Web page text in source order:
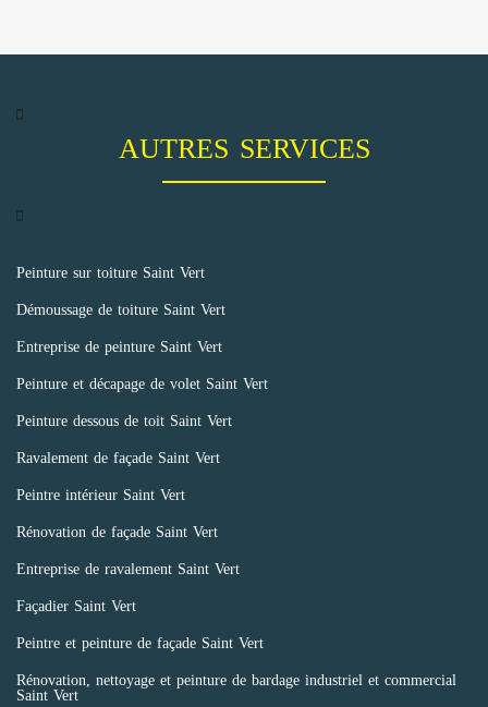
AUTRES SERVICES
Peinture sur toiture Saint Vert
Démoussage de toiture Saint Vert
Entreprise de peinture Saint Vert
Peinture et décapage de volet Saint Vert
Peinture dessous de toit Saint Vert
Ravalement de façade Saint Vert
Peintre intérieur Saint Vert
Rénovation de façade Saint Vert
Entreprise de ravalement Saint Vert
Façadier Saint Vert
Peintre et peinture de façade Saint Vert
Rénovation, nettoyage et peinture de bardage industriel et commercial
Saint Vert